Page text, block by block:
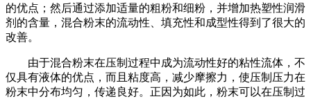
的优点；然后通过添加适量的粗粉和细粉，并增加热塑性润滑
剂的含量，混合粉末的流动性、填充性和成型性得到了很大的
改善。
由于混合粉末在压制过程中成为流动性好的粘性流体，不
仅具有液体的优点，而且粘度高，减少摩擦力，使压制压力在
粉末中分布均匀，传递良好。正因为如此，粉末可以在压制过